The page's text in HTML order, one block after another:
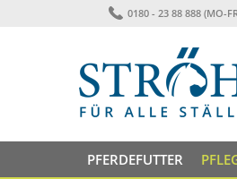
0180 - 23 88 888 (MO-
PFERDEFUTTER